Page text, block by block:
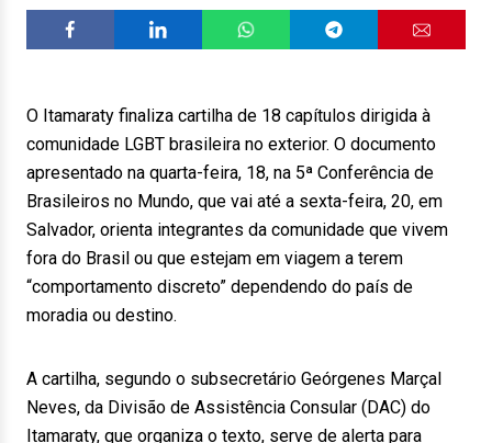
O Itamaraty finaliza cartilha de 18 capítulos dirigida à
comunidade LGBT brasileira no exterior. O documento
apresentado na quarta-feira, 18, na 5ª Conferência de
Brasileiros no Mundo, que vai até a sexta-feira, 20, em
Salvador, orienta integrantes da comunidade que vivem
fora do Brasil ou que estejam em viagem a terem
“comportamento discreto” dependendo do país de
moradia ou destino.
A cartilha, segundo o subsecretário Geórgenes Marçal
Neves, da Divisão de Assistência Consular (DAC) do
Itamaraty, que organiza o texto, serve de alerta para